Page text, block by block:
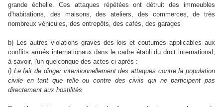
grande échelle. Ces attaques répétées ont détruit des immeubles
d'habitations, des maisons, des ateliers, des commerces, de très
nombreux véhicules, des entrepôts, des cafés, des garages
b) Les autres violations graves des lois et coutumes applicables aux
conflits armés internationaux dans le cadre établi du droit international,
à savoir, l'un quelconque des actes ci-après :
i) Le fait de diriger intentionnellement des attaques contre la population
civile en tant que telle ou contre des civils qui ne participent pas
directement aux hostilités